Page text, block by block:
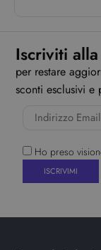
Iscriviti
per restare
sconti esclusivi e
Ho preso